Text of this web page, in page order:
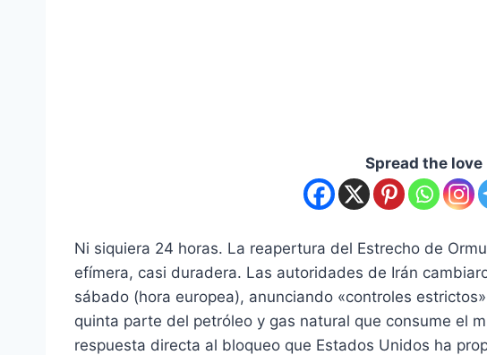
Spread the love
Ni siquiera 24 horas. La reapertura del Estrecho de
efímera, casi duradera. Las autoridades de Irán
sábado (hora europea), anunciando «controles
quinta parte del petróleo y gas natural que consume el
respuesta directa al bloqueo que Estados Unidos ha